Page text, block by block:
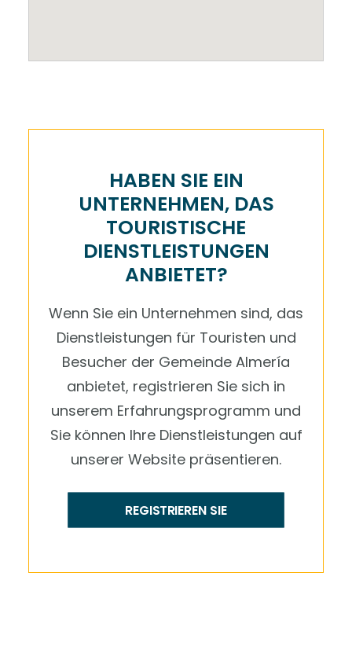
HABEN SIE EIN
UNTERNEHMEN, DAS
TOURISTISCHE
DIENSTLEISTUNGEN
ANBIETET?
Wenn Sie ein Unternehmen sind, das
Dienstleistungen für Touristen und
Besucher der Gemeinde Almería
anbietet, registrieren Sie sich in
unserem Erfahrungsprogramm und
Sie können Ihre Dienstleistungen auf
unserer Website präsentieren.
REGISTRIEREN SIE